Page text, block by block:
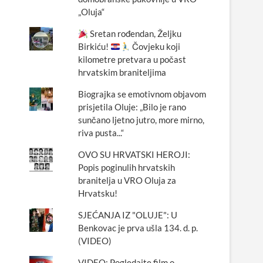
„Oluja“
Sretan rođendan, Željku
Birkiću!
Čovjeku koji
kilometre pretvara u počast
hrvatskim braniteljima
Biograjka se emotivnom objavom
prisjetila Oluje: „Bilo je rano
sunčano ljetno jutro, more mirno,
riva pusta...“
OVO SU HRVATSKI HEROJI:
Popis poginulih hrvatskih
branitelja u VRO Oluja za
Hrvatsku!
SJEĆANJA IZ "OLUJE": U
Benkovac je prva ušla 134. d. p.
(VIDEO)